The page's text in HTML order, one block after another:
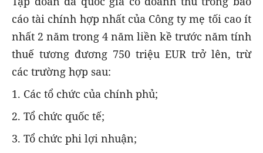
cáo tài chính hợp nhất của Công ty mẹ tối cao ít
nhất 2 năm trong 4 năm liền kề trước năm tính
thuế tương đương 750 triệu EUR trở lên, trừ
các trường hợp sau:
1. Các tổ chức của chính phủ;
2. Tổ chức quốc tế;
3. Tổ chức phi lợi nhuận;